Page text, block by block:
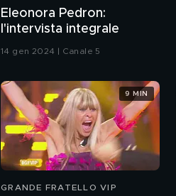
Eleonora Pedron:
l'intervista integrale
14 gen 2024 | Canale 5
GRANDE FRATELLO VIP
9 MIN